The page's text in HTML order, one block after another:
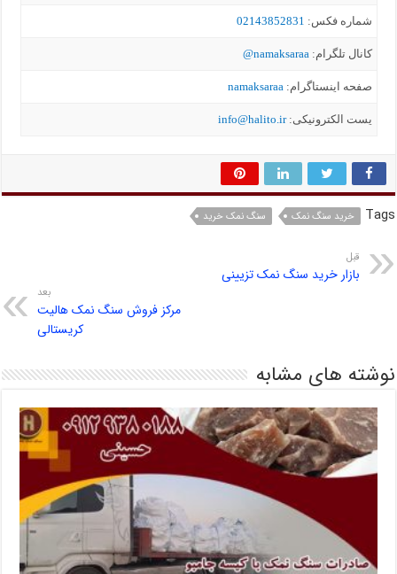
شماره فکس: 02143852831
کانال تلگرام:namaksaraa@
صفحه اینستاگرام:namaksaraa
یست الکترونیکی:info@halito.ir
Tags خرید سنگ نمک سنگ نمک خرید
قبل
بازار خرید سنگ نمک تزیینی
بعد
مرکز فروش سنگ نمک هالیت
کریستالی
نوشته های مشابه